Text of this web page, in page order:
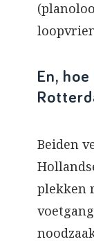
En,
Beiden
plekken